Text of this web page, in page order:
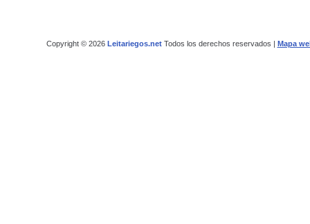
Copyright © 2026 Leitariegos.netTodos los derechos reservados | Mapa